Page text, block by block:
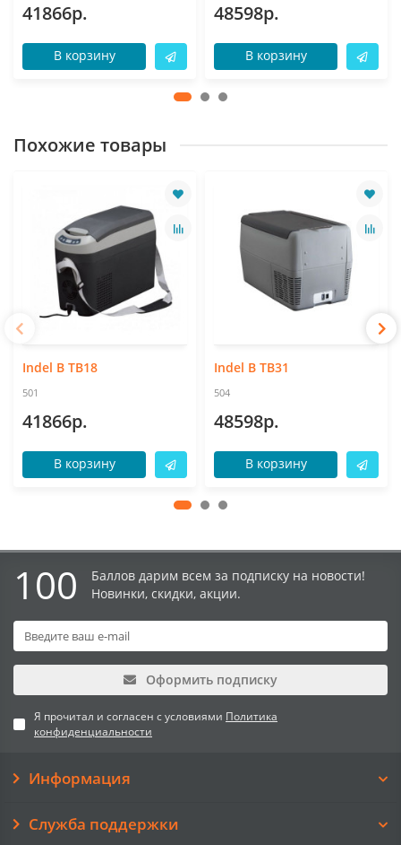
41866р.
В корзину
48598р.
В корзину
Похожие товары
Indel B TB18
501
41866р.
В корзину
Indel B TB31
504
48598р.
В корзину
100
Баллов дарим всем за подписку на новости!
Новинки, скидки, акции.
Оформить подписку
Я прочитал и согласен с условиями Политика
конфиденциальности
Информация
Служба поддержки